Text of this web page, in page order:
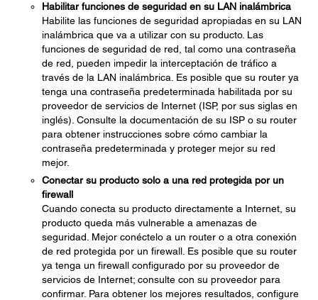
Habilitar funciones de seguridad en su LAN inalámbrica
Habilite las funciones de seguridad apropiadas en su LAN
inalámbrica que va a utilizar con su producto. Las
funciones de seguridad de red, tal como una contraseña
de red, pueden impedir la interceptación de tráfico a
través de la LAN inalámbrica. Es posible que su router ya
tenga una contraseña predeterminada habilitada por su
proveedor de servicios de Internet (ISP, por sus siglas en
inglés). Consulte la documentación de su ISP o su router
para obtener instrucciones sobre cómo cambiar la
contraseña predeterminada y proteger mejor su red
mejor.
Conectar su producto solo a una red protegida por un
firewall
Cuando conecta su producto directamente a Internet, su
producto queda más vulnerable a amenazas de
seguridad. Mejor conéctelo a un router o a otra conexión
de red protegida por un firewall. Es posible que su router
ya tenga un firewall configurado por su proveedor de
servicios de Internet; consulte con su proveedor para
confirmar. Para obtener los mejores resultados, configure